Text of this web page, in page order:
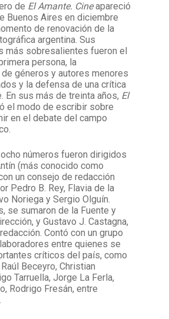
de El Amante. Cineapareció
Buenos Aires en diciembre
de renovación de la
argentina. Sus
más sobresalientes fueron el
persona, la
géneros y autores menores
y la defensa de una crítica
En sus más de treinta años, El
el modo de escribir sobre
en el debate del campo
números fueron dirigidos
(más conocido como
un consejo de redacción
Pedro B. Rey, Flavia de la
Noriega y Sergio Olguín.
se sumaron de la Fuente y
y Gustavo J. Castagna,
Contó con un grupo
entre quienes se
críticos del país, como
Beceyro, Christian
Tarruella, Jorge La Ferla,
Rodrigo Fresán, entre